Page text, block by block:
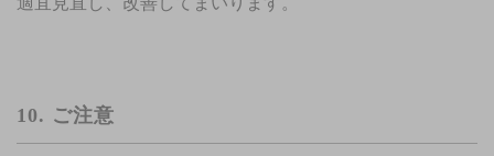
10. ご注意